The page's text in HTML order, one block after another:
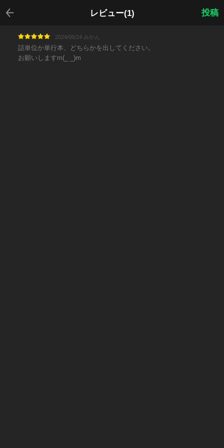
レビュー(1)
戻る
投稿
2024/06/24 みかん
話単位か単行本、どちらかを出してください。
お願いしますm(_ _)m